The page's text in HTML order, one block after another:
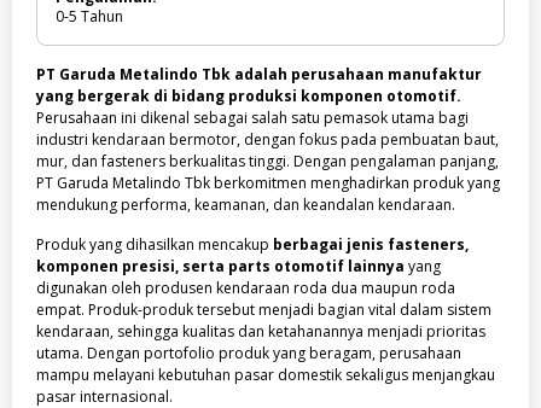
0-5 Tahun
PT Garuda Metalindo Tbk adalah perusahaan manufaktur
yang bergerak di bidang produksi komponen otomotif.
Perusahaan ini dikenal sebagai salah satu pemasok utama bagi
industri kendaraan bermotor, dengan fokus pada pembuatan baut,
mur, dan fasteners berkualitas tinggi. Dengan pengalaman panjang,
PT Garuda Metalindo Tbk berkomitmen menghadirkan produk yang
mendukung performa, keamanan, dan keandalan kendaraan.
Produk yang dihasilkan mencakup berbagai jenis fasteners,
komponen presisi, serta parts otomotif lainnya yang
digunakan oleh produsen kendaraan roda dua maupun roda
empat. Produk-produk tersebut menjadi bagian vital dalam sistem
kendaraan, sehingga kualitas dan ketahanannya menjadi prioritas
utama. Dengan portofolio produk yang beragam, perusahaan
mampu melayani kebutuhan pasar domestik sekaligus menjangkau
pasar internasional.